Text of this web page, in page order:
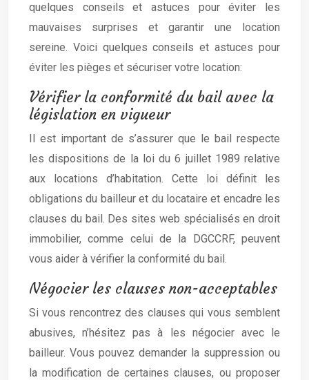
quelques conseils et astuces pour éviter les
mauvaises surprises et garantir une location
sereine. Voici quelques conseils et astuces pour
éviter les pièges et sécuriser votre location:
Vérifier la conformité du bail avec la
législation en vigueur
Il est important de s’assurer que le bail respecte
les dispositions de la loi du 6 juillet 1989 relative
aux locations d’habitation. Cette loi définit les
obligations du bailleur et du locataire et encadre les
clauses du bail. Des sites web spécialisés en droit
immobilier, comme celui de la DGCCRF, peuvent
vous aider à vérifier la conformité du bail.
Négocier les clauses non-acceptables
Si vous rencontrez des clauses qui vous semblent
abusives, n’hésitez pas à les négocier avec le
bailleur. Vous pouvez demander la suppression ou
la modification de certaines clauses, ou proposer